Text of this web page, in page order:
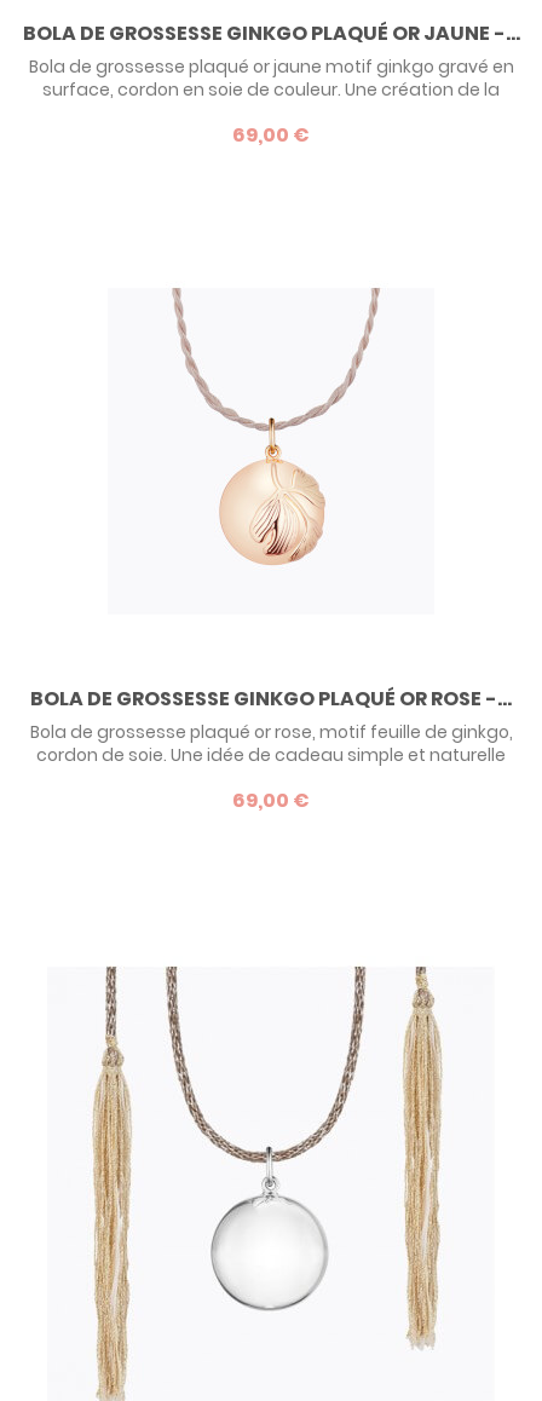
BOLA DE GROSSESSE GINKGO PLAQUÉ OR JAUNE -...
Bola de grossesse plaqué or jaune motif ginkgo gravé en
surface, cordon en soie de couleur. Une création de la
69,00 €
BOLA DE GROSSESSE GINKGO PLAQUÉ OR ROSE -...
Bola de grossesse plaqué or rose, motif feuille de ginkgo,
cordon de soie. Une idée de cadeau simple et naturelle
69,00 €